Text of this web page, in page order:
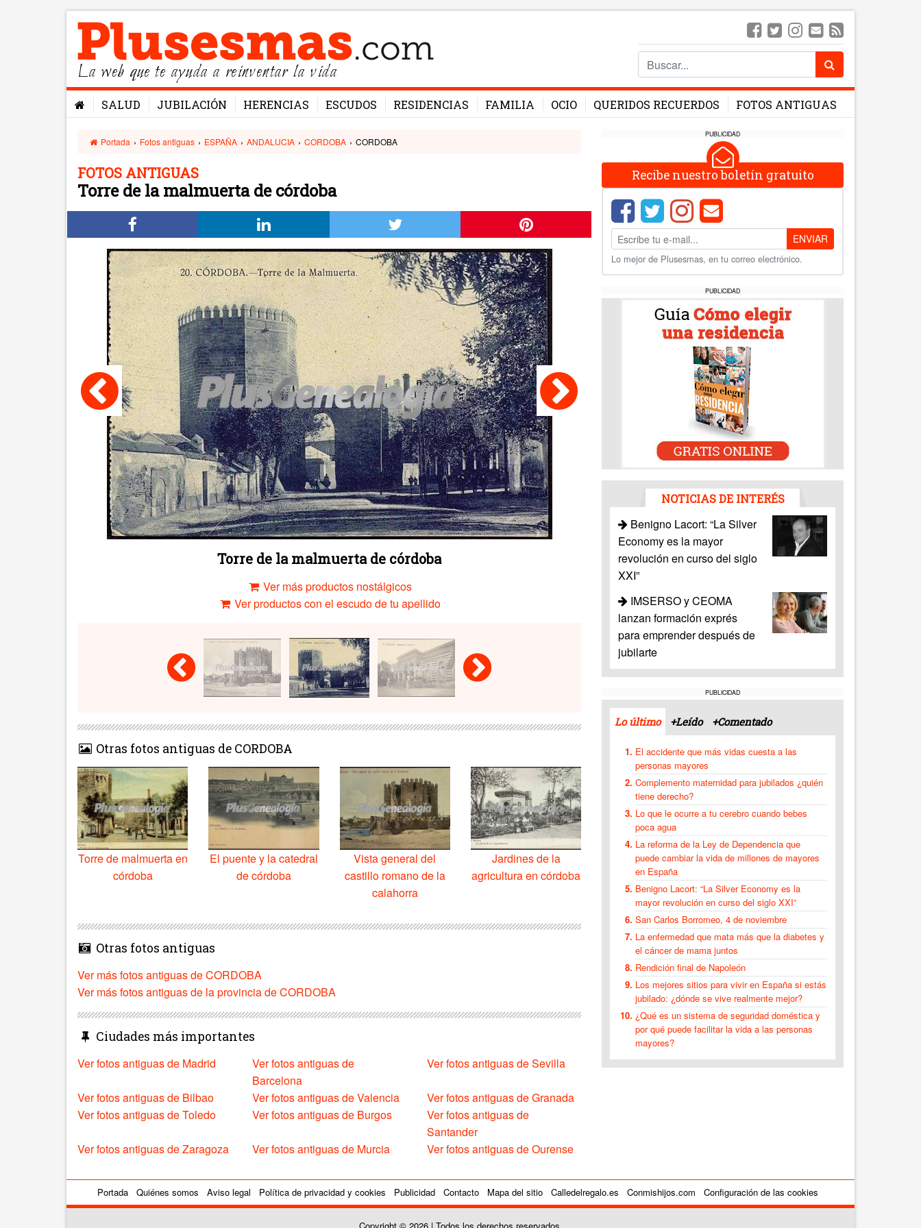
La web que te ayuda a reinventar la vida
SALUD JUBILACIÓN HERENCIAS ESCUDOS RESIDENCIAS FAMILIA OCIO QUERIDOS RECUERDOS FOTOS ANTIGUAS
Portada › Fotos antiguas › ESPAÑA › ANDALUCIA › CORDOBA › CORDOBA
FOTOS ANTIGUAS
Torre de la malmuerta de córdoba
Torre de la malmuerta de córdoba
Ver más productos nostálgicos
Ver productos con el escudo de tu apellido
Otras fotos antiguas de CORDOBA
Torre de malmuerta en
córdoba
El puente y la catedral
de córdoba
Vista general del
castillo romano de la
calahorra
Jardines de la
agricultura en córdoba
Otras fotos antiguas
Ver más fotos antiguas de CORDOBA
Ver más fotos antiguas de la provincia de CORDOBA
Ciudades más importantes
Ver fotos antiguas de Madrid
Ver fotos antiguas de
Barcelona
Ver fotos antiguas de Sevilla
Ver fotos antiguas de Bilbao Ver fotos antiguas de Valencia
Ver fotos antiguas de Granada
Ver fotos antiguas de Toledo
Ver fotos antiguas de Burgos
Ver fotos antiguas de
Santander
Ver fotos antiguas de Zaragoza
Ver fotos antiguas de Murcia Ver fotos antiguas de Ourense
PUBLICIDAD
Recibe nuestro boletín gratuito
ENVIAR
Lo mejor de Plusesmas, en tu correo electrónico.
PUBLICIDAD
NOTICIAS DE INTERÉS
Benigno Lacort: “La Silver
Economy es la mayor
revolución en curso del siglo
XXI”
IMSERSO y CEOMA
lanzan formación exprés
para emprender después de
jubilarte
PUBLICIDAD
Lo último +Leído +Comentado
El accidente que más vidas cuesta a las
personas mayores
Complemento maternidad para jubilados ¿quién
tiene derecho?
Lo que le ocurre a tu cerebro cuando bebes
poca agua
La reforma de la Ley de Dependencia que
puede cambiar la vida de millones de mayores
en España
Benigno Lacort: “La Silver Economy es la
mayor revolución en curso del siglo XXI”
San Carlos Borromeo, 4 de noviembre
La enfermedad que mata más que la diabetes y
el cáncer de mama juntos
Rendición final de Napoleón
Los mejores sitios para vivir en España si estás
jubilado: ¿dónde se vive realmente mejor?
¿Qué es un sistema de seguridad doméstica y
por qué puede facilitar la vida a las personas
mayores?
Portada Quiénes somos Aviso legal Política de privacidad y cookies Publicidad Contacto Mapa del sitio Calledelregalo.es Conmishijos.com Configuración de las cookies